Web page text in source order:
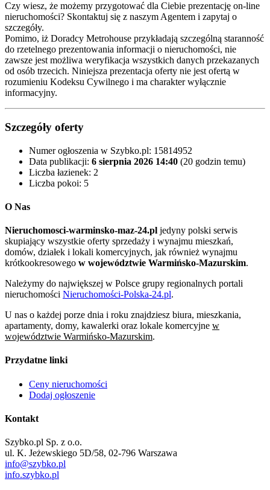
Czy wiesz, że możemy przygotować dla Ciebie prezentację on-line
nieruchomości? Skontaktuj się z naszym Agentem i zapytaj o
szczegóły.
Pomimo, iż Doradcy Metrohouse przykładają szczególną staranność
do rzetelnego prezentowania informacji o nieruchomości, nie
zawsze jest możliwa weryfikacja wszystkich danych przekazanych
od osób trzecich. Niniejsza prezentacja oferty nie jest ofertą w
rozumieniu Kodeksu Cywilnego i ma charakter wyłącznie
informacyjny.
Szczegóły oferty
Numer ogłoszenia w Szybko.pl: 15814952
Data publikacji: 6 sierpnia 2026 14:40 (20 godzin temu)
Liczba łazienek: 2
Liczba pokoi: 5
O Nas
Nieruchomosci-warminsko-maz-24.pl jedyny polski serwis
skupiający wszystkie oferty sprzedaży i wynajmu mieszkań,
domów, działek i lokali komercyjnych, jak również wynajmu
krótkookresowego w województwie Warmińsko-Mazurskim.
Należymy do największej w Polsce grupy regionalnych portali
nieruchomości Nieruchomości-Polska-24.pl.
U nas o każdej porze dnia i roku znajdziesz biura, mieszkania,
apartamenty, domy, kawalerki oraz lokale komercyjne w
województwie Warmińsko-Mazurskim.
Przydatne linki
Ceny nieruchomości
Dodaj ogłoszenie
Kontakt
Szybko.pl Sp. z o.o.
ul. K. Jeżewskiego 5D/58, 02-796 Warszawa
info@szybko.pl
info.szybko.pl